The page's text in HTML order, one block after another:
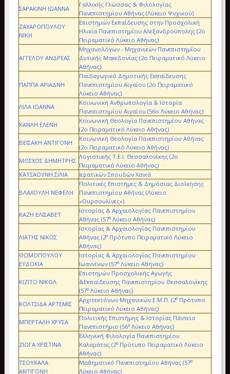
ΣΑΡΑΚΙΝΗ ΙΩΑΝΝΑ
Γαλλικής Γλώσσας & Φιλολογίας
Πανεπιστημίου Αθήνας (Λύκειο Ψυχικού)
ΖΑΧΑΡΟΠΟΥΛΟΥ
ΝΙΚΗ
Επιστημών Εκπαίδευσης στην Προσχολική
Ηλικία Πανεπιστημίου Αλεξανδρούπολης (2ο
Πειραματικό Λύκειο Αθήνας)
ΑΓΓΕΛΟΥ ΑΝΔΡΕΑΣ
Μηχανολόγων - Μηχανικών Πανεπιστημίου
Δυτικής Μακεδονίας (2ο Πειραματικό Λύκειο
Αθήνας)
ΠΑΠΠΑ ΑΡΙΑΔΝΗ
Παιδαγωγικό Δημοτικής Εκπαίδευσης
Πανεπιστημίου Αιγαίου (2ο Πειραματικό
Λύκειο Αθήνας)
ΛΙΛΑ ΙΩΑΝΝΑ
Κοινωνική Ανθρωπολογία & Ιστορία
Πανεπιστημίου Αιγαίου (56ο Λύκειο Αθήνας)
ΚΑΝΛΗ ΕΛΕΝΗ
Κοινωνική Θεολογία Πανεπιστημίου Αθήνας
(2ο Πειραματικό Λύκειο Αθήνας)
ΒΕΪΣΑΚΗ ΑΝΤΙΓΟΝΗ
Κοινωνική Θεολογία Πανεπιστημίου Αθήνας
(2ο Πειραματικό Λύκειο Αθήνας)
ΜΟΣΧΟΣ ΔΗΜΗΤΡΗΣ
Λογιστικής Τ.Ε.Ι. Θεσσαλονίκης (2ο
Πειραματικό Λύκειο Αθήνας)
ΚΑΤΣΑΟΥΝΗ ΣΙΛΙΑ
Ιερατικών Σπουδών Χανιά
ΒΛΑΧΟΥΛΗ ΝΕΦΕΛΗ
Πολιτικές Επιστήμες & Δημόσιας Διοίκησης
Πανεπιστημίου Αθήνας (Λύκειο
«Ουρσουλίνες»)
ΚΑΖΗ ΕΛΙΣΑΒΕΤ
Ιστορίας & Αρχαιολογίας Πανεπιστημίου
Αθήνας (57οΛύκειο Αθήνας)
ΛΙΑΤΗΣ ΝΙΚΟΣ
Ιστορίας & Αρχαιολογίας Πανεπιστημίου
Αθήνας (2οΠρότυπο Πειραματικό Λύκειο
Αθήνας)
ΘΩΜΟΠΟΥΛΟΥ
ΕΥΔΟΚΙΑ
Ιστορίας & Αρχαιολογίας Πανεπιστημίου
Ιωαννίνων (57οΛύκειο Αθήνας)
ΚΙΖΙΤΟ ΝΙΚΟΛ
Επιστημών Προσχολικής Αγωγής
&Εκπαίδευσης Πανεπιστημίου Θεσσαλονίκης
(57οΛύκειο Αθήνας)
ΚΟΛΤΣΙΔΑ ΑΡΤΕΜΙΣ
Αρχιτεκτόνων Μηχανικών Ε.Μ.Π. (2οΠρότυπο
Πειραματικό Λύκειο Αθήνας)
ΜΠΕΡΤΑΛΗ ΧΡΥΣΑ
Πολιτικής Επιστήμης & Ιστορίας Πάντειο
Πανεπιστήμιο (56οΛύκειο Αθήνας)
ΖΙΩΓΑ ΧΡΙΣΤΙΝΑ
Ελληνική Φιλολογία Πανεπιστημίου
Καλαμάτας (2οΠρότυπο Πειραματικό Λύκειο
Αθήνας)
ΤΣΟΥΚΑΛΑ
ΑΝΤΙΓΟΝΗ
Μαθηματικό Πανεπιστημίου Αθήνας (57ο
Λύκειο Αθήνας)